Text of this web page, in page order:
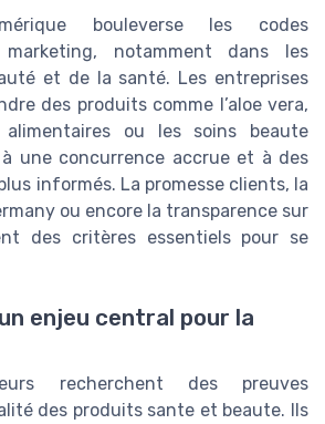
bouleverse les codes
notamment dans les
et de la santé. Les entreprises
des produits comme l’aloe vera,
alimentaires ou les soins beaute
à une concurrence accrue et à des
informés. La promesse clients, la
ou encore la transparence sur
des critères essentiels pour se
enjeu central pour la
recherchent des preuves
des produits sante et beaute. Ils